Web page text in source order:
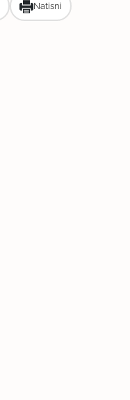
Natisni